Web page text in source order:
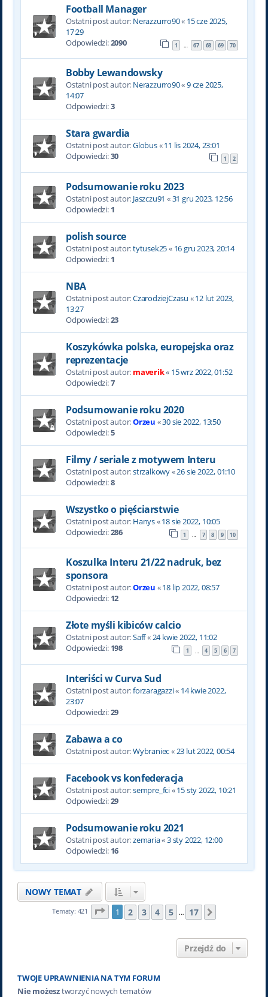
Football Manager
Ostatni post autor: Nerazzurro90« 15 cze 2025,
17:29
Odpowiedzi:2090 1 … 67 68 69 70
Bobby Lewandowsky
Ostatni post autor: Nerazzurro90«9 cze 2025,
14:07
Odpowiedzi:3
Stara gwardia
Ostatni post autor:Globus«11 lis 2024, 23:01
Odpowiedzi:30 1 2
Podsumowanie roku 2023
Ostatni post autor: Jaszczu91 «31 gru 2023, 12:56
Odpowiedzi: 1
polish source
Ostatni post autor:tytusek25« 16 gru 2023, 20:14
Odpowiedzi: 1
NBA
Ostatni post autor:CzarodziejCzasu «12 lut 2023,
13:27
Odpowiedzi:23
Koszykówka polska, europejska oraz
reprezentacje
Ostatni post autor: maverik« 15 wrz 2022, 01:52
Odpowiedzi:7
Podsumowanie roku 2020
Ostatni post autor:Orzeu «30 sie 2022, 13:50
Odpowiedzi:5
Filmy / seriale z motywem Interu
Ostatni post autor:strzalkowy«26 sie 2022, 01:10
Odpowiedzi:8
Wszystko o pięściarstwie
Ostatni post autor: Hanys«18 sie 2022, 10:05
Odpowiedzi:286 1 … 7 8 9 10
Koszulka Interu 21/22 nadruk, bez
sponsora
Ostatni post autor:Orzeu «18 lip 2022, 08:57
Odpowiedzi: 12
Złote myśli kibiców calcio
Ostatni post autor:Saff«24 kwie 2022, 11:02
Odpowiedzi: 198 1 … 4 5 6 7
Interiści w Curva Sud
Ostatni post autor:forzaragazzi« 14 kwie 2022,
23:07
Odpowiedzi:29
Zabawa a co
Ostatni post autor:Wybraniec«23 lut 2022, 00:54
Facebook vs konfederacja
Ostatni post autor:sempre_fci«15 sty 2022, 10:21
Odpowiedzi:29
Podsumowanie roku 2021
Ostatni post autor:zemaria«3 sty 2022, 12:00
Odpowiedzi: 16
NOWY TEMAT
Tematy: 421 Strona z 17
1 2 3 4 5 … 17
Przejdź do
TWOJE UPRAWNIENIA NA TYM FORUM
Nie możesztworzyć nowych tematów